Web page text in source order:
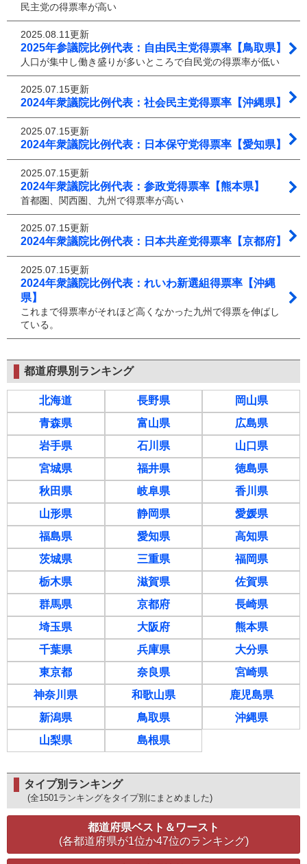
民主党の得票率が高い
2025.08.11更新
2025年参議院比例代表：自由民主党得票率【鳥取県】
人口が集中し働き盛りが多いところで自民党の得票率が低い
2025.07.15更新
2024年衆議院比例代表：社会民主党得票率【沖縄県】
2025.07.15更新
2024年衆議院比例代表：日本保守党得票率【愛知県】
2025.07.15更新
2024年衆議院比例代表：参政党得票率【熊本県】
首都圏、関西圏、九州で得票率が高い
2025.07.15更新
2024年衆議院比例代表：日本共産党得票率【京都府】
2025.07.15更新
2024年衆議院比例代表：れいわ新選組得票率【沖縄
県】
これまで得票率がそれほど高くなかった九州で得票を伸ばし
ている。
都道府県別ランキング
北海道
青森県
岩手県
宮城県
秋田県
山形県
福島県
茨城県
栃木県
群馬県
埼玉県
千葉県
東京都
神奈川県
新潟県
山梨県
長野県
富山県
石川県
福井県
岐阜県
静岡県
愛知県
三重県
滋賀県
京都府
大阪府
兵庫県
奈良県
和歌山県
鳥取県
島根県
岡山県
広島県
山口県
徳島県
香川県
愛媛県
高知県
福岡県
佐賀県
長崎県
熊本県
大分県
宮崎県
鹿児島県
沖縄県
タイプ別ランキング
(全1501ランキングをタイプ別にまとめました)
都道府県ベスト＆ワースト
(各都道府県が1位か47位のランキング)